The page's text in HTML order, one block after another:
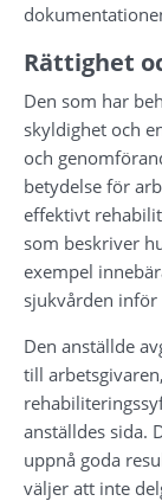
Rättighet
Den som har
skyldighet och
och
betydelse för
effektivt
som beskriver
exempel
sjukvården
Den anställde
till
anställdes sida.
uppnå goda
väljer att inte